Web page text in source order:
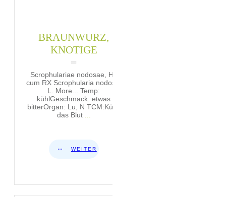
BRAUNWURZ,
KNOTIGE
Scrophulariae nodosae, Hb
cum RX Scrophularia nodosa,
L. More... Temp:
kühlGeschmack: etwas
bitterOrgan: Lu, N TCM:Kühlt
das Blut
WEITER